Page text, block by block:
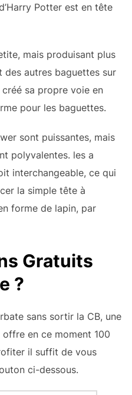
Potter est en tête
mais produisant plus
des autres baguettes sur
sa propre voie en
pour les baguettes.
sont puissantes, mais
polyvalentes. les a
interchangeable, ce qui
la simple tête à
forme de lapin, par
Gratuits
?
sans sortir la CB, une
en ce moment 100
il suffit de vous
ci-dessous.